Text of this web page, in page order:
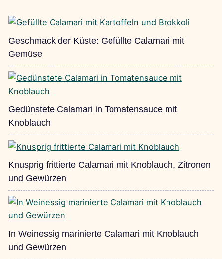
Geschmack der Küste: Gefüllte Calamari mit
Gemüse
Gedünstete Calamari in Tomatensauce mit
Knoblauch
Knusprig frittierte Calamari mit Knoblauch, Zitronen
und Gewürzen
In Weinessig marinierte Calamari mit Knoblauch
und Gewürzen